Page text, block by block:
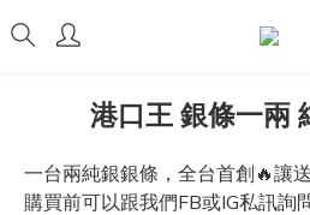
港口王 銀條一兩
一台兩純銀銀條，全台首創🔥讓
購買前可以跟我們FB或IG私訊詢